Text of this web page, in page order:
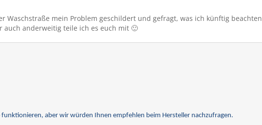
Waschstraße mein Problem geschildert und gefragt, was ich künftig beachten
auch anderweitig teile ich es euch mit 🙂
funktionieren, aber wir würden Ihnen empfehlen beim Hersteller nachzufragen.